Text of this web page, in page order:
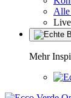
Alle
Mehr